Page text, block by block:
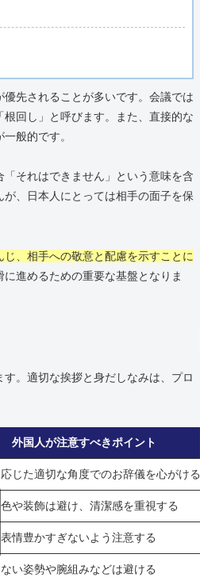
先されることが多いです。会議では
回し」と呼びます。また、直接的な
般的です。
それはできません」という意味を含
、日本人にとっては相手の面子を保
、相手への敬意と配慮を示すことに
進めるための重要な基盤となりま
。適切な挨拶と身だしなみは、プロ
外国人が注意すべきポイント
じた適切な角度でのお辞儀を心がける
や装飾は避け、清潔感を重視する
情豊かすぎないよう注意する
い姿勢や腕組みなどは避ける